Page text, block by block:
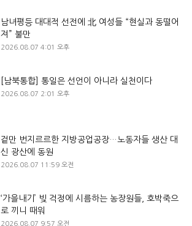
남녀평등 대대적 선전에 北 여성들 “현실과 동떨어
져” 불만
2026.08.07 4:01 오후
[남북통합] 통일은 선언이 아니라 실천이다
2026.08.07 2:01 오후
겉만 번지르르한 지방공업공장…노동자들 생산 대
신 광산에 동원
2026.08.07 11:59 오전
‘가을내기’ 빚 걱정에 시름하는 농장원들, 호박죽으
로 끼니 때워
2026.08.07 9:57 오전